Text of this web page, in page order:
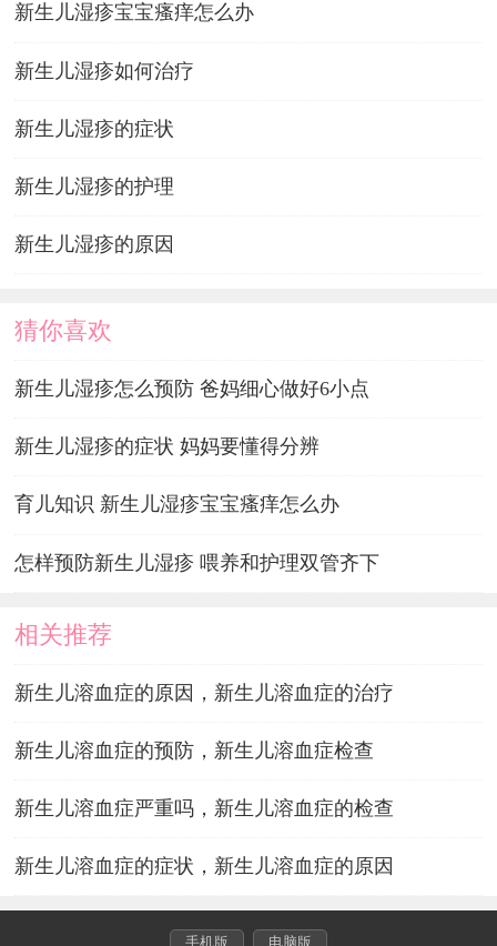
新生儿湿疹宝宝瘙痒怎么办
新生儿湿疹如何治疗
新生儿湿疹的症状
新生儿湿疹的护理
新生儿湿疹的原因
猜你喜欢
新生儿湿疹怎么预防 爸妈细心做好6小点
新生儿湿疹的症状 妈妈要懂得分辨
育儿知识 新生儿湿疹宝宝瘙痒怎么办
怎样预防新生儿湿疹 喂养和护理双管齐下
相关推荐
新生儿溶血症的原因，新生儿溶血症的治疗
新生儿溶血症的预防，新生儿溶血症检查
新生儿溶血症严重吗，新生儿溶血症的检查
新生儿溶血症的症状，新生儿溶血症的原因
手机版 电脑版